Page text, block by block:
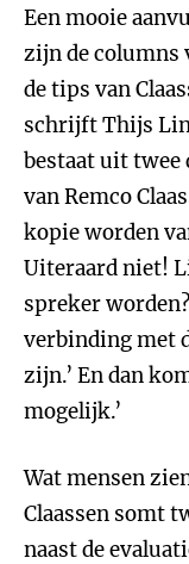
Een mooie
zijn de columns
de tips van
schrijft Thijs
bestaat uit twee
van Remco
kopie worden
Uiteraard niet!
spreker
verbinding met
zijn.’ En dan
mogelijk.’
Wat mensen
Claassen somt
naast de